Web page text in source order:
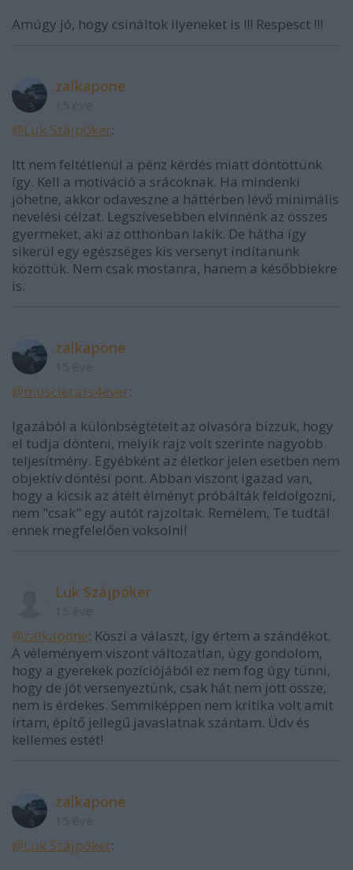
Amúgy jó, hogy csináltok ilyeneket is !!! Respesct !!!
zalkapone
@Luk Szájpóker:
Itt nem feltétlenül a pénz kérdés miatt döntöttünk
így. Kell a motiváció a srácoknak. Ha mindenki
jöhetne, akkor odaveszne a háttérben lévő minimális
nevelési célzat. Legszívesebben elvinnénk az összes
gyermeket, aki az otthonban lakik. De hátha így
sikerül egy egészséges kis versenyt indítanunk
közöttük. Nem csak mostanra, hanem a későbbiekre
is.
zalkapone
@musclecars4ever:
Igazából a különbségtételt az olvasóra bízzuk, hogy
el tudja dönteni, melyik rajz volt szerinte nagyobb
teljesítmény. Egyébként az életkor jelen esetben nem
objektív döntési pont. Abban viszont igazad van,
hogy a kicsik az átélt élményt próbálták feldolgozni,
nem "csak" egy autót rajzoltak. Remélem, Te tudtál
ennek megfelelően voksolni!
Luk Szájpóker
@zalkapone: Köszi a választ, így értem a szándékot.
A véleményem viszont változatlan, úgy gondolom,
hogy a gyerekek pozíciójából ez nem fog úgy tünni,
hogy de jót versenyeztünk, csak hát nem jött össze,
nem is érdekes. Semmiképpen nem kritika volt amit
írtam, építő jellegű javaslatnak szántam. Üdv és
kellemes estét!
zalkapone
@Luk Szájpóker: